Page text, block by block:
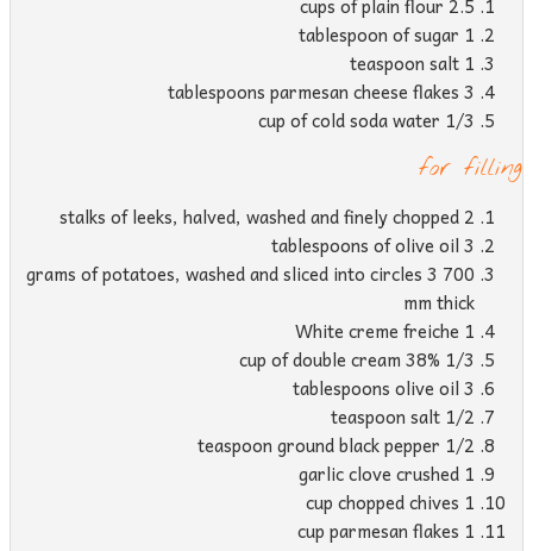
2.5 cups of plain flour
1 tablespoon of sugar
1 teaspoon salt
3 tablespoons parmesan cheese flakes
1/3 cup of cold soda water
for
2 stalks of leeks, halved, washed and finely chopped
3 tablespoons of olive oil
700 grams of potatoes, washed and sliced ​​into circles 3
mm thick
1 White creme freiche
1/3 cup of double cream 38%
3 tablespoons olive oil
1/2 teaspoon salt
1/2 teaspoon ground black pepper
1 garlic clove crushed
1 cup chopped chives
1 cup parmesan flakes